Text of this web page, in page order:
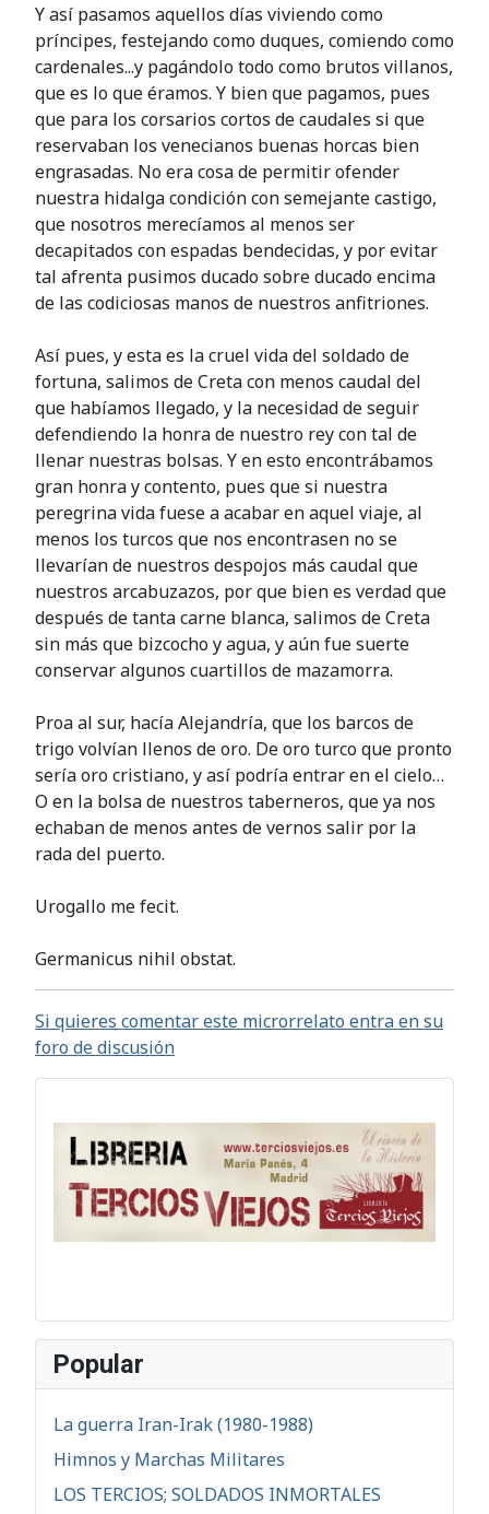
Y así pasamos aquellos días viviendo como
príncipes, festejando como duques, comiendo como
cardenales...y pagándolo todo como brutos villanos,
que es lo que éramos. Y bien que pagamos, pues
que para los corsarios cortos de caudales si que
reservaban los venecianos buenas horcas bien
engrasadas. No era cosa de permitir ofender
nuestra hidalga condición con semejante castigo,
que nosotros merecíamos al menos ser
decapitados con espadas bendecidas, y por evitar
tal afrenta pusimos ducado sobre ducado encima
de las codiciosas manos de nuestros anfitriones.
Así pues, y esta es la cruel vida del soldado de
fortuna, salimos de Creta con menos caudal del
que habíamos llegado, y la necesidad de seguir
defendiendo la honra de nuestro rey con tal de
llenar nuestras bolsas. Y en esto encontrábamos
gran honra y contento, pues que si nuestra
peregrina vida fuese a acabar en aquel viaje, al
menos los turcos que nos encontrasen no se
llevarían de nuestros despojos más caudal que
nuestros arcabuzazos, por que bien es verdad que
después de tanta carne blanca, salimos de Creta
sin más que bizcocho y agua, y aún fue suerte
conservar algunos cuartillos de mazamorra.
Proa al sur, hacía Alejandría, que los barcos de
trigo volvían llenos de oro. De oro turco que pronto
sería oro cristiano, y así podría entrar en el cielo…
O en la bolsa de nuestros taberneros, que ya nos
echaban de menos antes de vernos salir por la
rada del puerto.
Urogallo me fecit.
Germanicus nihil obstat.
Si quieres comentar este microrrelato entra en su
foro de discusión
Popular
La guerra Iran-Irak (1980-1988)
Himnos y Marchas Militares
LOS TERCIOS; SOLDADOS INMORTALES